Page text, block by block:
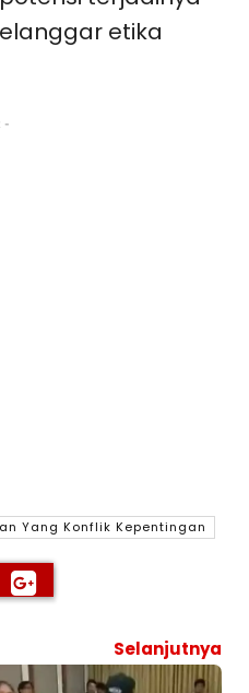
etika
-
Yang Konflik Kepentingan
Selanjutnya